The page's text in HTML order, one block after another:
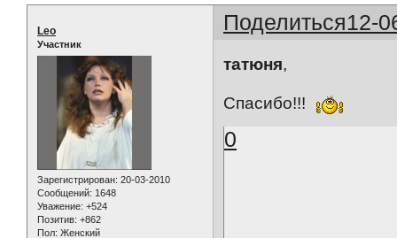
Поделиться12-
Leo
Участник
Зарегистрирован: 20-03-2010
Сообщений: 1648
Уважение: +524
Позитив: +862
Пол: Женский
татюня,
Спасибо!!!
0